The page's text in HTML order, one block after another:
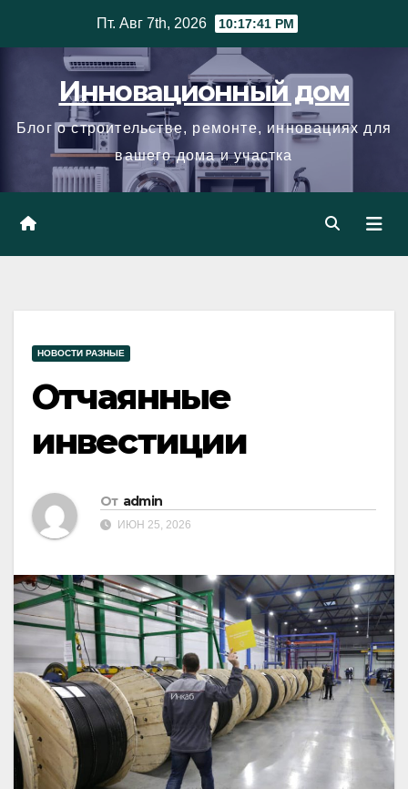
Пт. Авг 7th, 2026 10:17:42 PM
Инновационный дом
Блог о строительстве, ремонте, инновациях для
вашего дома и участка
НОВОСТИ РАЗНЫЕ
Отчаянные
инвестиции
От admin
ИЮН 25, 2026